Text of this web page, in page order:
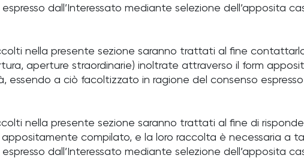
dall’Interessato mediante selezione dell’apposita
nella presente sezione saranno trattati al fine
aperture straordinarie) inoltrate attraverso il form
a ciò facoltizzato in ragione del consenso
nella presente sezione saranno trattati al fine di
compilato, e la loro raccolta è necessaria a
dall’Interessato mediante selezione dell’apposita